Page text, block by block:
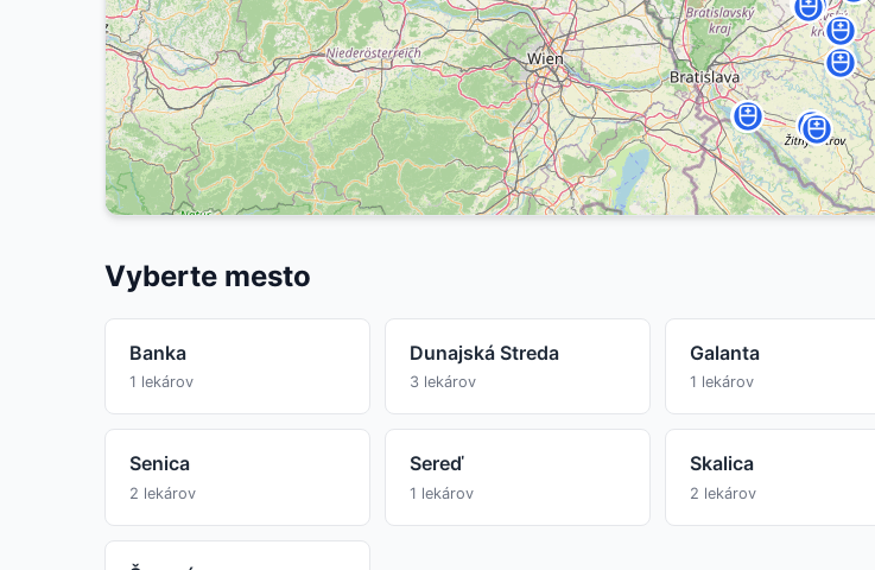
Vyberte mesto
Banka
1 lekárov
Dunajská Streda
3 lekárov
Galanta
1 lekárov
Senica
2 lekárov
Sereď
1 lekárov
Skalica
2 lekárov